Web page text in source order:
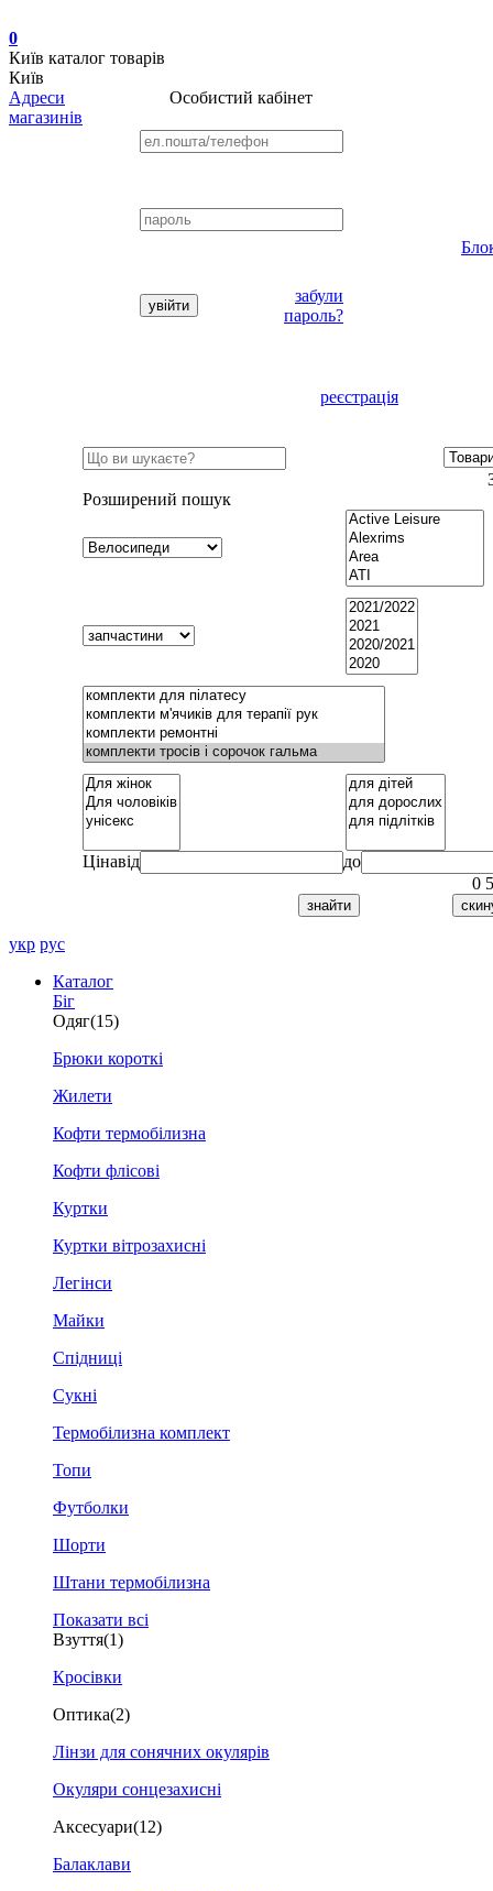
0
Київ каталог товарів
Київ
Адреси
магазинів
Особистий кабінет
забули
пароль?
реєстрація
Розширений пошук
Цінавід
до
0
укр рус
Каталог
Біг
Одяг(15)
Брюки короткі
Жилети
Кофти термобілизна
Кофти флісові
Куртки
Куртки вітрозахисні
Легінси
Майки
Спідниці
Сукні
Термобілизна комплект
Топи
Футболки
Шорти
Штани термобілизна
Показати всі
Взуття(1)
Кросівки
Оптика(2)
Лінзи для сонячних окулярів
Окуляри сонцезахисні
Аксесуари(12)
Балаклави